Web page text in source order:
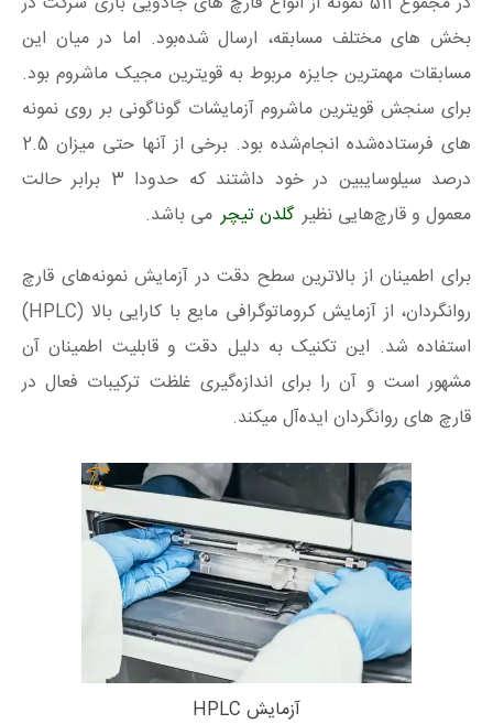
بخش های مختلف مسابقه، ارسال شده‌بود. اما در میان این
مسابقات مهمترین جایزه مربوط به قویترین مجیک ماشروم بود.
برای سنجش قویترین ماشروم آزمایشات گوناگونی بر روی نمونه
های فرستاده‌شده انجام‌شده بود. برخی از آنها حتی میزان 2.5
درصد سیلوسایبین در خود داشتند که حدودا 3 برابر حالت
معمول و قارچ‌هایی نظیر گلدن تیچر می باشد.
برای اطمینان از بالاترین سطح دقت در آزمایش نمونه‌های قارچ
روانگردان، از آزمایش کروماتوگرافی مایع با کارایی بالا (HPLC)
استفاده شد. این تکنیک به دلیل دقت و قابلیت اطمینان آن
مشهور است و آن را برای اندازه‌گیری غلظت ترکیبات فعال در
قارچ های روانگردان ایده‌آل میکند.
آزمایش HPLC